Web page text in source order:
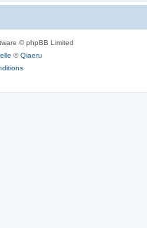
© phpBB Limited
©Qiaeru